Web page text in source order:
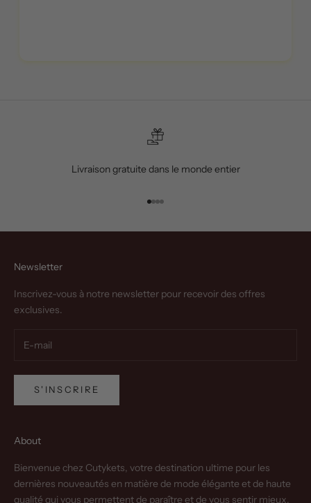
Livraison gratuite dans le monde entier
Aller à l'élément 1
Aller à l'élément 2
Aller à l'élément 3
Aller à l'élément 4
Newsletter
Inscrivez-vous à notre newsletter pour recevoir des offres
exclusives.
S'INSCRIRE
About
Bienvenue chez Cutykets, votre destination ultime pour les
dernières nouveautés en matière de mode élégante et de haute
qualité qui vous permettent de paraître et de vous sentir mieux.